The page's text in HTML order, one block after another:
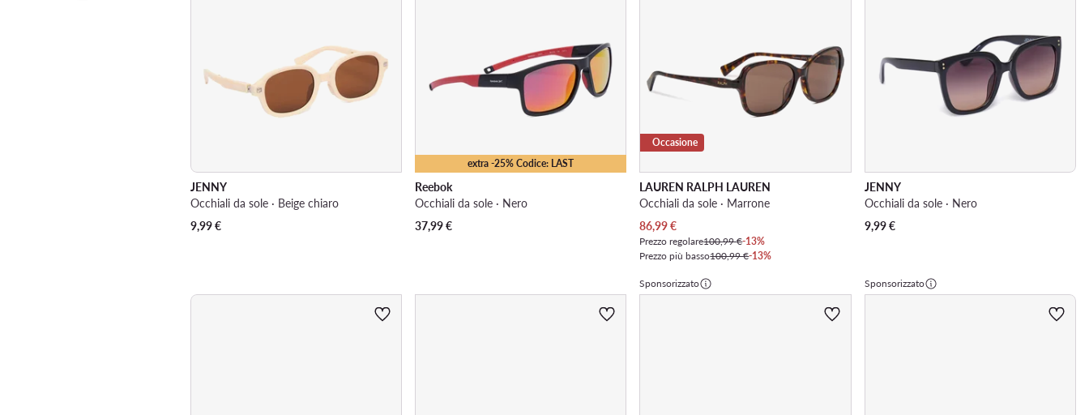
JENNY
Occhiali da sole · Beige chiaro
9,99€
extra -25% Codice: LAST
Reebok
Occhiali da sole · Nero
37,99€
Occasione
LAUREN RALPH LAUREN
Occhiali da sole · Marrone
Prezzo attuale
86,99€
Prezzo regolare100,99 €-13%
Prezzo più basso100,99 €-13%
JENNY
Occhiali da sole · Nero
9,99€
Sponsorizzato Sponsorizzato